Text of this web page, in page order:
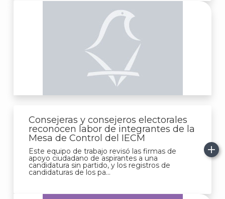
Consejeras y consejeros electorales
reconocen labor de integrantes de la
Mesa de Control del IECM
Este equipo de trabajo revisó las firmas de
apoyo ciudadano de aspirantes a una
candidatura sin partido, y los registros de
candidaturas de los pa...